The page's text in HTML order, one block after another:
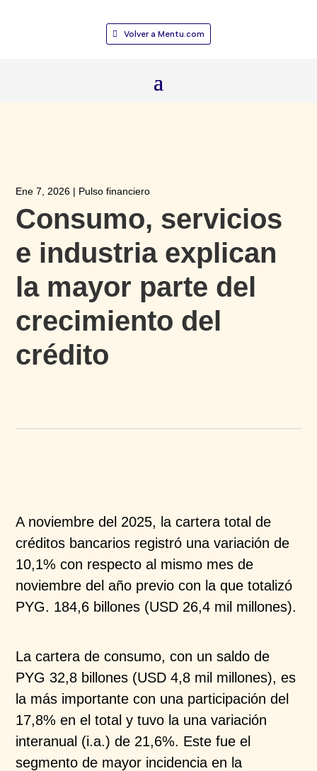
Volver a Mentu.com
Ene 7, 2026 | Pulso financiero
Consumo, servicios
e industria explican
la mayor parte del
crecimiento del
crédito
A noviembre del 2025, la cartera total de
créditos bancarios registró una variación de
10,1% con respectoal mismo mes de
noviembre del año previo con la quetotalizó
PYG. 184,6 billones (USD 26,4 mil millones).
La cartera de consumo, con un saldo de
PYG 32,8 billones (USD 4,8 mil millones), es
la más importantecon una participación del
17,8% en el total y tuvo la unavariación
interanual (i.a.) de 21,6%. Este fue el
segmento de mayor incidencia en la